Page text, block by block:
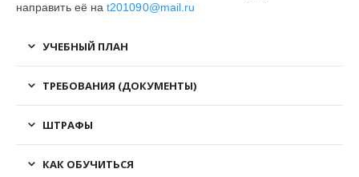
направить её наt201090@mail.ru
УЧЕБНЫЙ ПЛАН
ТРЕБОВАНИЯ (ДОКУМЕНТЫ)
ШТРАФЫ
КАК ОБУЧИТЬСЯ